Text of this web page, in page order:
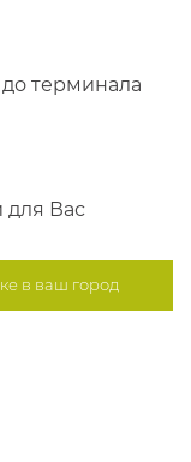
терминала
для Вас
в ваш город